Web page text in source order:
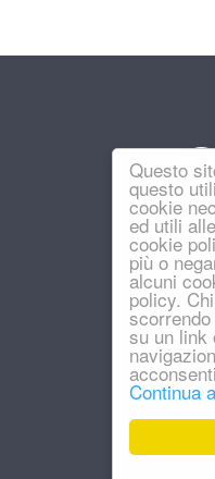
Questo
questo
cookie
ed utili
cookie
più o
alcuni
policy.
su un link
Continua